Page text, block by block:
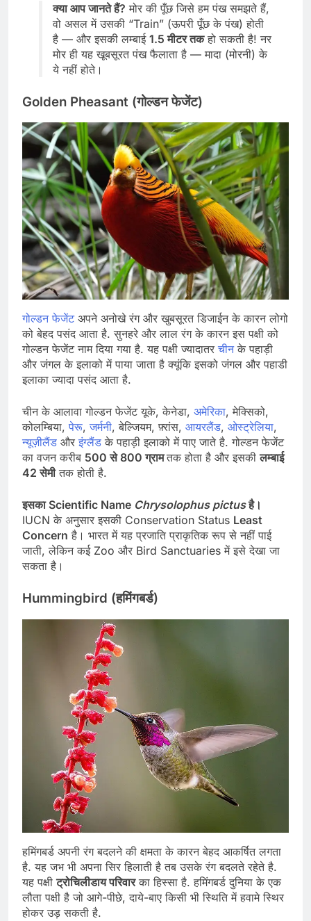
क्या आप जानते हैं? मोर की पूँछ जिसे हम पंख समझते हैं,
वो असल में उसकी “Train” (ऊपरी पूँछ के पंख) होती
है — और इसकी लम्बाई 1.5 मीटर तकहो सकती है! नर
मोर ही यह खूबसूरत पंख फैलाता है — मादा (मोरनी) के
ये नहीं होते।
Golden Pheasant (गोल्डन फेजेंट)
गोल्डन फेजेंटअपने अनोखे रंग और खुबसूरत डिजाईन के कारन लोगो
को बेहद पसंद आता है. सुनहरे और लाल रंग के कारन इस पक्षी को
गोल्डन फेजेंट नाम दिया गया है. यह पक्षी ज्यादातरचीनके पहाड़ी
और जंगल के इलाको में पाया जाता है क्यूंकि इसको जंगल और पहाडी
इलाका ज्यादा पसंद आता है.
चीन के आलावा गोल्डन फेजेंट यूके, केनेडा, अमेरिका, मेक्सिको,
कोलम्बिया,पेरू,जर्मनी, बेल्जियम, फ़्रांस, आयरलैंड, ओस्ट्रेलिया,
न्यूज़ीलैंड और इंग्लैंड के पहाड़ी इलाको में पाए जाते है. गोल्डन फेजेंट
का वजन करीब 500 से 800 ग्रामतक होता है और इसकीलम्बाई
42 सेमीतक होती है.
इसका Scientific Name Chrysolophus pictusहै।
IUCN के अनुसार इसकी Conservation Status Least
Concern है। भारत में यह प्रजाति प्राकृतिक रूप से नहीं पाई
जाती, लेकिन कई Zoo और Bird Sanctuaries में इसे देखा जा
सकता है।
Hummingbird (हमिंगबर्ड)
हमिंगबर्ड अपनी रंग बदलने की क्षमता के कारन बेहद आकर्षित लगता
है. यह जभ भी अपना सिर हिलाती है तब उसके रंग बदलते रहेते है.
यह पक्षीट्रोचिलीडाय परिवारका हिस्सा है. हमिंगबर्ड दुनिया के एक
लौता पक्षी है जो आगे-पीछे, दाये-बाए किसी भी स्थिति में हवामे स्थिर
होकर उड़ सकती है.